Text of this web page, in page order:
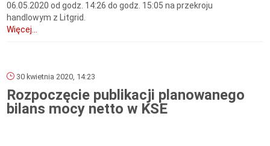
06.05.2020 od godz. 14:26 do godz. 15:05 na przekroju
handlowym z Litgrid.
Więcej...
30 kwietnia 2020, 14:23
Rozpoczęcie publikacji planowanego
bilans mocy netto w KSE